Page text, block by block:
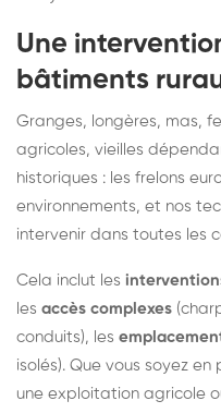
Une
bâtiments
Granges, longères, mas,
agricoles, vieilles
historiques : les frelons
environnements, et nos
intervenir dans toutes les
Cela inclut les
les accès complexes
conduits), les
isolés). Que vous soyez
une exploitation agricole